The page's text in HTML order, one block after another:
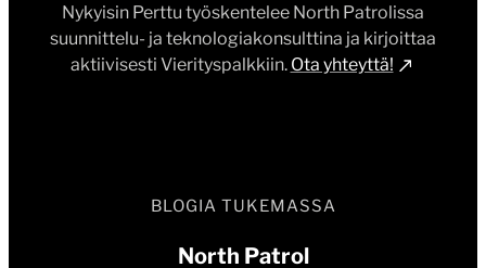
Nykyisin Perttu työskentelee North Patrolissa
suunnittelu- ja teknologiakonsulttina ja kirjoittaa
aktiivisesti Vierityspalkkiin. Ota yhteyttä!
BLOGIA TUKEMASSA
North Patrol